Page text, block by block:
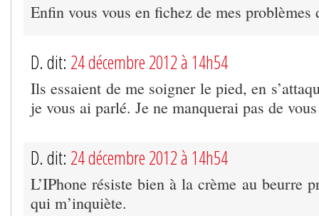
Enfin vous vous en fichez de mes problèmes
D. dit: 24 décembre 2012 à 14h54
Ils essaient de me soigner le pied, en
je vous ai parlé. Je ne manquerai pas de
D. dit: 24 décembre 2012 à 14h54
L’IPhone résiste bien à la crème au beurre
qui m’inquiète.